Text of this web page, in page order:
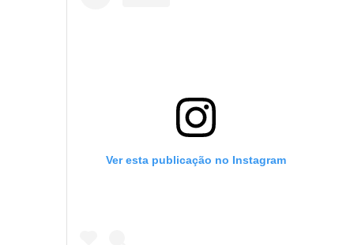
Ver esta publicação no Instagram